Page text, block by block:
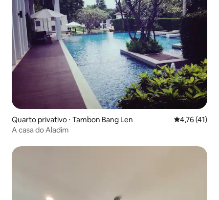
Quarto privativo ⋅ Tambon Bang Len 4,76 de uma
4,76 (41)
A casa do Aladim